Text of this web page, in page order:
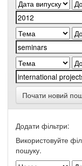
Почати новий
Додати фільтри:
Використовуйте
пошуку.